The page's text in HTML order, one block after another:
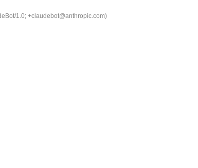
1.0; +claudebot@anthropic.com)